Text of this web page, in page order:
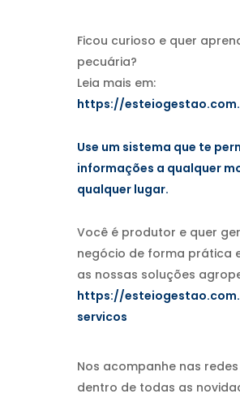
Ficou curioso e quer
pecuária?
Leia mais em:
https://
Use um sistema que te
informações a qualquer
qualquer lugar.
Você é produtor e quer
negócio de forma prática
as nossas soluções
https://
servicos
Nos acompanhe nas
dentro de todas as